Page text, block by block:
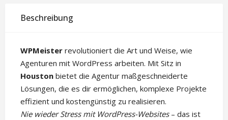
Beschreibung
WPMeister revolutioniert die Art und Weise, wie
Agenturen mit WordPress arbeiten. Mit Sitz in
Houston bietet die Agentur maßgeschneiderte
Lösungen, die es dir ermöglichen, komplexe Projekte
effizient und kostengünstig zu realisieren.
Nie wieder Stress mit WordPress-Websites– das ist